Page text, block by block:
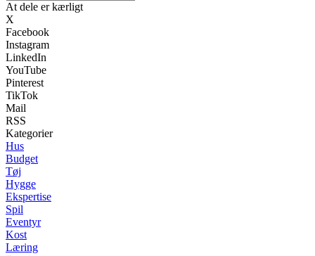
At dele er kærligt
X
Facebook
Instagram
LinkedIn
YouTube
Pinterest
TikTok
Mail
RSS
Kategorier
Hus
Budget
Tøj
Hygge
Ekspertise
Spil
Eventyr
Kost
Læring